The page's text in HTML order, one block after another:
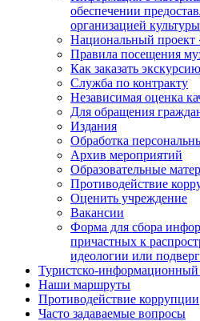
обеспечении
организацией культуры
Национальный проект
Правила посещения
Как заказать экскурсию
Служба по контракту
Независимая оценка
Для обращения
Издания
Обработка
Архив мероприятий
Образовательные
Противодействие
Оценить учреждение
Вакансии
Форма для сбора
причастных к
идеологии или
Туристско-информационный
Наши маршруты
Противодействие коррупции
Часто задаваемые вопросы